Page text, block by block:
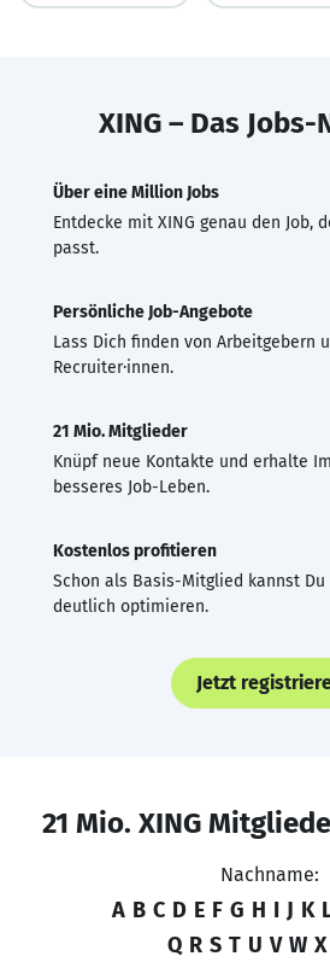
XING – Das
Über eine Million Jobs
Entdecke mit XING genau den Job,
passt.
Persönliche Job-Angebote
Lass Dich finden von Arbeitgebern
Recruiter·innen.
21 Mio. Mitglieder
Knüpf neue Kontakte und erhalte
besseres Job-Leben.
Kostenlos profitieren
Schon als Basis-Mitglied kannst Du
deutlich optimieren.
Jetzt
21 Mio. XING
Nachname:
A B C D E F G H I J K
Q R S T U V W X